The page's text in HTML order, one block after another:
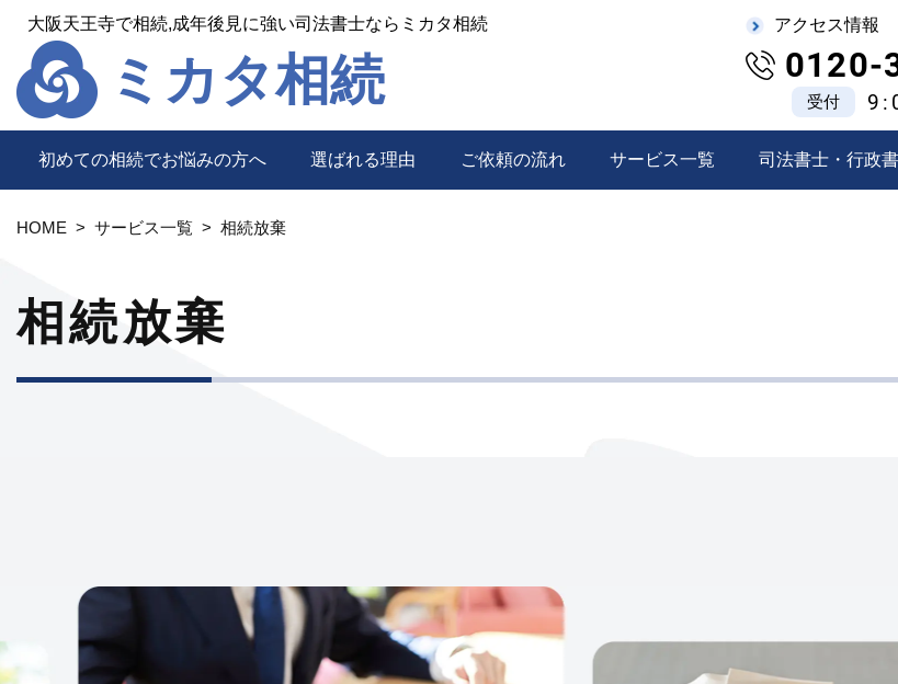
ミカタ相続
アクセス情報
0120-
受付
大阪天王寺で相続,成年後見に強い司法書士ならミカタ相続
初めての相続でお悩みの方へ 選ばれる理由 ご依頼の流れ サービス一覧 司法書士・行政
HOME サービス一覧 相続放棄
相続放棄